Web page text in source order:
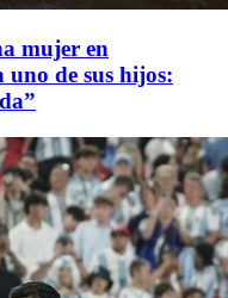
mujer en
de sus hijos: